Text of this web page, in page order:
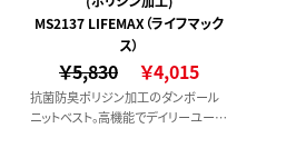
MS2137 LIFEMAX（ライフマック
ス）
￥5,830 ￥4,015
抗菌防臭ポリジン加工のダンボール
ニットベスト。高機能でデイリーユース